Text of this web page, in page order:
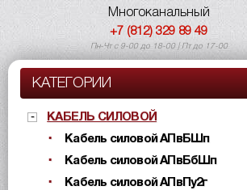
Многоканальный
+7 (812) 329 89 49
Пн-Чт с 9-00 до 18-00 | Пт до 17-00
КАТЕГОРИИ
КАБЕЛЬ СИЛОВОЙ
Кабель силовой АПвБШп
Кабель силовой АПвБбШп
Кабель силовой АПвПу2г